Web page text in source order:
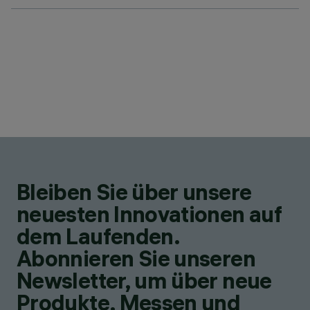
Bleiben Sie über unsere
neuesten Innovationen auf
dem Laufenden.
Abonnieren Sie unseren
Newsletter, um über neue
Produkte, Messen und